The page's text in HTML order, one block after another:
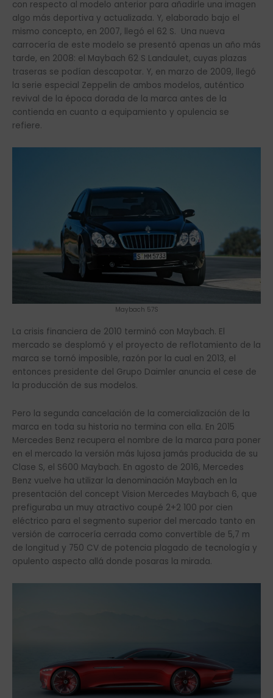
con respecto al modelo anterior para añadirle una imagen
algo más deportiva y actualizada. Y, elaborado bajo el
mismo concepto, en 2007, llegó el 62 S. Una nueva
carrocería de este modelo se presentó apenas un año más
tarde, en 2008: el Maybach 62 S Landaulet, cuyas plazas
traseras se podían descapotar. Y, en marzo de 2009, llegó
la serie especial Zeppelin de ambos modelos, auténtico
revival de la época dorada de la marca antes de la
contienda en cuanto a equipamiento y opulencia se
refiere.
Maybach 57S
La crisis financiera de 2010 terminó con Maybach. El
mercado se desplomó y el proyecto de reflotamiento de la
marca se tornó imposible, razón por la cual en 2013, el
entonces presidente del Grupo Daimler anuncia el cese de
la producción de sus modelos.
Pero la segunda cancelación de la comercialización de la
marca en toda su historia no termina con ella. En 2015
Mercedes Benz recupera el nombre de la marca para poner
en el mercado la versión más lujosa jamás producida de su
Clase S, el S600 Maybach. En agosto de 2016, Mercedes
Benz vuelve ha utilizar la denominación Maybach en la
presentación del concept Vision Mercedes Maybach 6, que
prefiguraba un muy atractivo coupé 2+2 100 por cien
eléctrico para el segmento superior del mercado tanto en
versión de carrocería cerrada como convertible de 5,7 m
de longitud y 750 CV de potencia plagado de tecnología y
opulento aspecto allá donde posaras la mirada.